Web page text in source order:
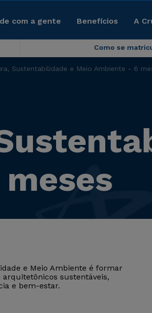
com a gente Benefícios A
Como se
Sustentabilidade e Meio Ambiente - 6
e Meio Ambiente é formar
sustentáveis,
e bem-estar.